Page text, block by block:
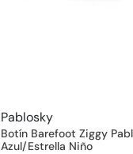
Pablosky
Botín Barefoot Ziggy
Azul/Estrella Niño